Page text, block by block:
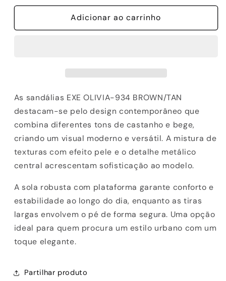
quantidade
SANDALIAS
quantidade
de
SANDALIAS
Adicionar ao carrinho
As sandálias EXE OLIVIA-934 BROWN/TAN
destacam-se pelo design contemporâneo que
combina diferentes tons de castanho e bege,
criando um visual moderno e versátil. A mistura de
texturas com efeito pele e o detalhe metálico
central acrescentam sofisticação ao modelo.
A sola robusta com plataforma garante conforto e
estabilidade ao longo do dia, enquanto as tiras
largas envolvem o pé de forma segura. Uma opção
ideal para quem procura um estilo urbano com um
toque elegante.
Partilhar produto